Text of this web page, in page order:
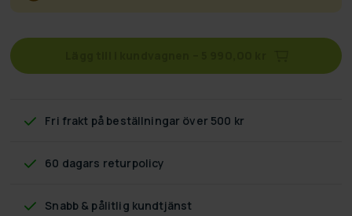
Fri frakt på beställningar över 500 kr
60 dagars returpolicy
Snabb & pålitlig kundtjänst